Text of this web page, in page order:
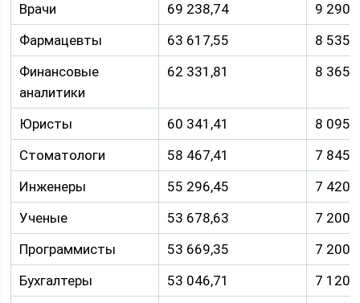
Врачи 69 238,74
9 290
Фармацевты
63 617,55
8 535
Финансовые
аналитики
62 331,81 8 365
Юристы 60 341,41
8 095
Стоматологи
58 467,41
7 845
Инженеры
55 296,45
7 420
Ученые
53 678,63
7 200
Программисты
53 669,35
7 200
Бухгалтеры
53 046,71
7 120